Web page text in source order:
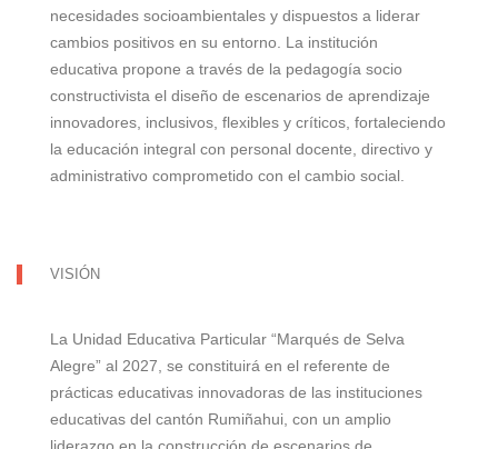
necesidades socioambientales y dispuestos a liderar
cambios positivos en su entorno. La institución
educativa propone a través de la pedagogía socio
constructivista el diseño de escenarios de aprendizaje
innovadores, inclusivos, flexibles y críticos, fortaleciendo
la educación integral con personal docente, directivo y
administrativo comprometido con el cambio social.
VISIÓN
La Unidad Educativa Particular “Marqués de Selva
Alegre” al 2027, se constituirá en el referente de
prácticas educativas innovadoras de las instituciones
educativas del cantón Rumiñahui, con un amplio